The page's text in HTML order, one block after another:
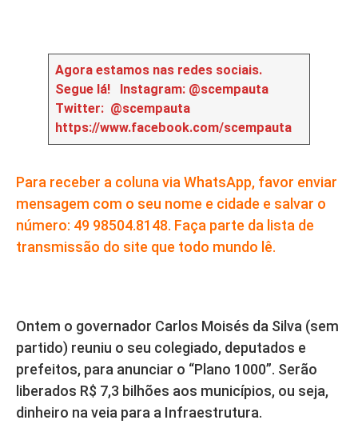
Agora estamos nas redes sociais.
Segue lá!
Instagram: @scempauta
Twitter: @scempauta
https://www.facebook.com/scempauta
Para receber a coluna via WhatsApp, favor enviar
mensagem com o seu nome e cidade e salvar o
número: 49 98504.8148. Faça parte da lista de
transmissão do site que todo mundo lê.
Ontem o governador Carlos Moisés da Silva (sem
partido) reuniu o seu colegiado, deputados e
prefeitos, para anunciar o “Plano 1000”. Serão
liberados R$ 7,3 bilhões aos municípios, ou seja,
dinheiro na veia para a Infraestrutura.